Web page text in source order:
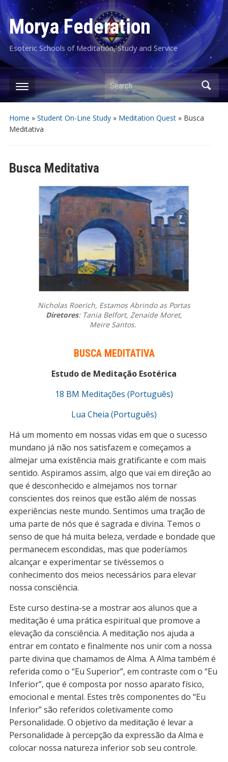
Morya Federation
Esoteric Schools of Meditation, Study and Service
Search
Home » Student On-Line Study» Meditation Quest» Busca
Meditativa
Busca Meditativa
Nicholas Roerich, Estamos Abrindo as Portas
Diretores: Tania Belfort, Zenaide Moret,
Meire Santos.
BUSCA MEDITATIVA
Estudo de Meditação Esotérica
18 BM Meditações (Português)
Lua Cheia (Português)
Há um momento em nossas vidas em que o sucesso
mundano já não nos satisfazem e começamos a
almejar uma existência mais gratificante e com mais
sentido. Aspiramos assim, algo que vai em direção ao
que é desconhecido e almejamos nos tornar
conscientes dos reinos que estão além de nossas
experiências neste mundo. Sentimos uma tração de
uma parte de nós que é sagrada e divina. Temos o
senso de que há muita beleza, verdade e bondade que
permanecem escondidas, mas que poderíamos
alcançar e experimentar se tivéssemos o
conhecimento dos meios necessários para elevar
nossa consciência.
Este curso destina-se a mostrar aos alunos que a
meditação é uma prática espiritual que promove a
elevação da consciência. A meditação nos ajuda a
entrar em contato e finalmente nos unir com a nossa
parte divina que chamamos de Alma. A Alma também é
referida como o “Eu Superior”, em contraste com o “Eu
Inferior”, que é composta por nosso aparato físico,
emocional e mental. Estes três componentes do “Eu
Inferior” são referidos coletivamente como
Personalidade. O objetivo da meditação é levar a
Personalidade à percepção da expressão da Alma e
colocar nossa natureza inferior sob seu controle.